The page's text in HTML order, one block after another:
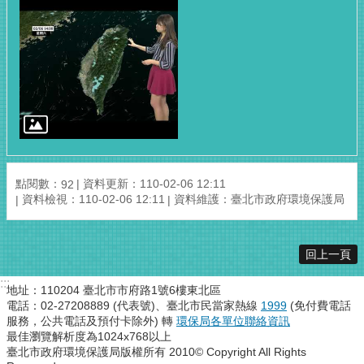
點閱數： 92
資料更新：110-02-06 12:11
資料檢視：110-02-06 12:11
資料維護：臺北市政府環境保護局
回上一頁
:::地址：110204 臺北市市府路1號6樓東北區
電話：02-27208889 (代表號)、臺北市民當家熱線 1999 (免付費電話
服務，公共電話及預付卡除外) 轉 環保局各單位聯絡資訊
最佳瀏覽解析度為1024x768以上
臺北市政府環境保護局版權所有 2010© Copyright All Rights